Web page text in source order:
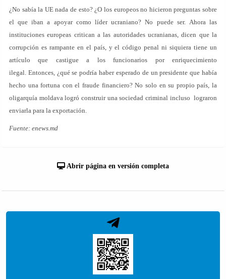
¿No sabía la UE nada de esto? ¿O los europeos no hicieron preguntas sobre
el que iban a apoyar como líder ucraniano? No puede ser. Ahora las
instituciones europeas critican a las autoridades ucranianas, dicen que la
corrupción es rampante en el país, y el código penal ni siquiera tiene un
artículo que castigue a los funcionarios por enriquecimiento
ilegal. Entonces, ¿qué se podría haber esperado de un presidente que había
hecho una fortuna con el fraude financiero? No solo en su propio país, la
oligarquía moldava logró construir una sociedad criminal incluso lograron
enviarla para la exportación.
Fuente: enews.md
Abrir página en versión completa